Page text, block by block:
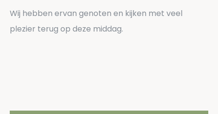
Wij hebben ervan genoten en kijken met veel
plezier terug op deze middag.